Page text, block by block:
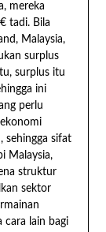
mereka
tadi. Bila
Malaysia,
surplus
surplus itu
ini
perlu
sehingga sifat
Malaysia,
struktur
sektor
cara lain bagi